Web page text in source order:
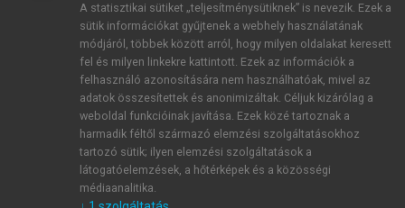
ÚJ FIÓK LÉTREHOZÁSA
1 óra díjmentes hozzáférés
E-MAIL-CÍM
A statisztikai sütiket „teljesítménysütiknek” is nevezik. Ezek a
sütik információkat gyűjtenek a webhely használatának
módjáról, többek között arról, hogy milyen oldalakat keresett
fel és milyen linkekre kattintott. Ezek az információk a
felhasználó azonosítására nem használhatóak, mivel az
adatok összesítettek és anonimizáltak. Céljuk kizárólag a
weboldal funkcióinak javítása. Ezek közé tartoznak a
harmadik féltől származó elemzési szolgáltatásokhoz
tartozó sütik; ilyen elemzési szolgáltatások a
látogatóelemzések, a hőtérképek és a közösségi
médiaanalitika.